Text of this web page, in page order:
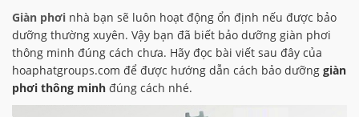
Giàn phơi nhà bạn sẽ luôn hoạt động ổn định nếu được bảo
dưỡng thường xuyên. Vậy bạn đã biết bảo dưỡng giàn phơi
thông minh đúng cách chưa. Hãy đọc bài viết sau đây của
hoaphatgroups.com để được hướng dẫn cách bảo dưỡng giàn
phơi thông minh đúng cách nhé.